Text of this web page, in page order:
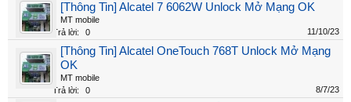
[Thông Tin] Alcatel 7 6062W Unlock Mở Mạng OK
MT mobile
Trả lời:
0 11/10/23
[Thông Tin] Alcatel OneTouch 768T Unlock Mở Mạng
OK
MT mobile
Trả lời:
0 8/7/23